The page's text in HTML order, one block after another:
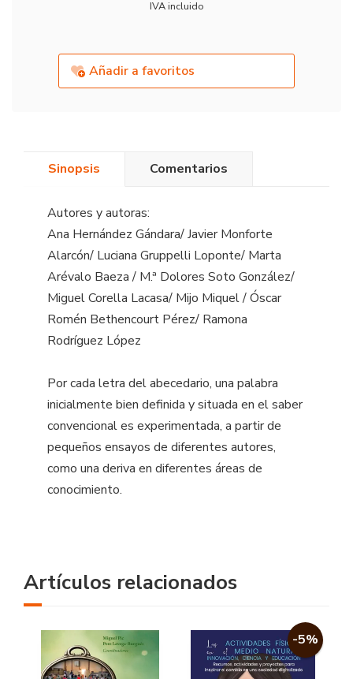
IVA incluido
Añadir a favoritos
Sinopsis Comentarios
Autores y autoras:
Ana Hernández Gándara/ Javier Monforte
Alarcón/ Luciana Gruppelli Loponte/ Marta
Arévalo Baeza / M.ª Dolores Soto González/
Miguel Corella Lacasa/ Mijo Miquel / Óscar
Romén Bethencourt Pérez/ Ramona
Rodríguez López
Por cada letra del abecedario, una palabra
inicialmente bien definida y situada en el saber
convencional es experimentada, a partir de
pequeños ensayos de diferentes autores,
como una deriva en diferentes áreas de
conocimiento.
Artículos relacionados
-5%